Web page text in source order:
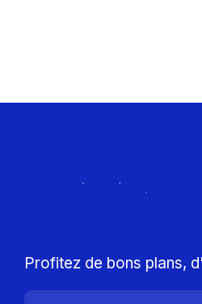
Profitez de bons plans,